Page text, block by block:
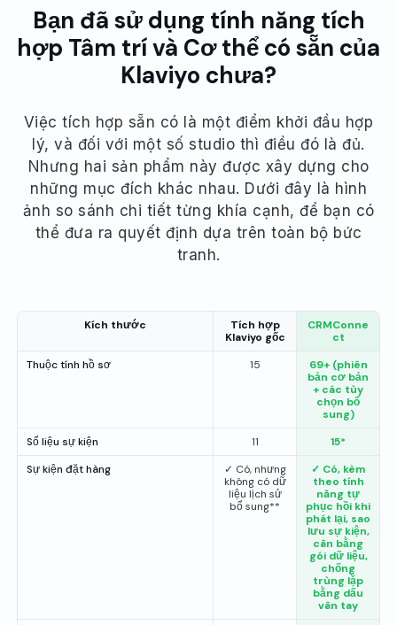
Bạn đã sử dụng tính năng tích
hợp Tâm trí và Cơ thể có sẵn của
Klaviyo chưa?
Việc tích hợp sẵn có là một điểm khởi đầu hợp
lý, và đối với một số studio thì điều đó là đủ.
Nhưng hai sản phẩm này được xây dựng cho
những mục đích khác nhau. Dưới đây là hình
ảnh so sánh chi tiết từng khía cạnh, để bạn có
thể đưa ra quyết định dựa trên toàn bộ bức
tranh.
Kích thước
Tích hợp
Klaviyo gốc
CRMConne
ct
Thuộc tính hồ sơ
15
69+ (phiên
bản cơ bản
+ các tùy
chọn bổ
sung)
Số liệu sự kiện
11
15*
Sự kiện đặt hàng
✓ Có, nhưng
không có dữ
liệu lịch sử
bổ sung**
✓ Có, kèm
theo tính
năng tự
phục hồi khi
phát lại, sao
lưu sự kiện,
cân bằng
gói dữ liệu,
chống
trùng lặp
bằng dấu
vân tay